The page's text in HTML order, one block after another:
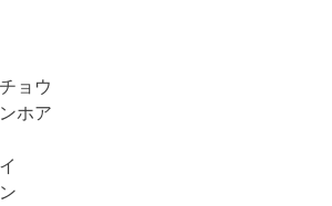
ョウ
ホア